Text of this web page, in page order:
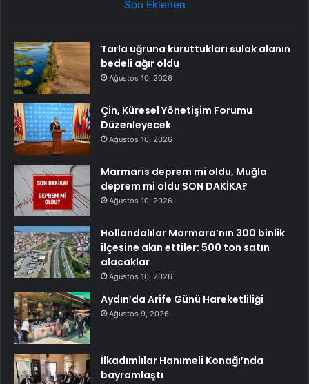
Son Eklenen
Tarla uğruna kuruttukları sulak alanın
bedeli ağır oldu
Ağustos 10, 2026
Çin, Küresel Yönetişim Forumu
Düzenleyecek
Ağustos 10, 2026
Marmaris deprem mi oldu, Muğla
deprem mi oldu SON DAKİKA?
Ağustos 10, 2026
Hollandalılar Marmara’nın 300 binlik
ilçesine akın ettiler: 500 ton satın
alacaklar
Ağustos 10, 2026
Aydın’da Arife Günü Hareketliliği
Ağustos 9, 2026
İlkadımlılar Hanımeli Konağı’nda
bayramlaştı